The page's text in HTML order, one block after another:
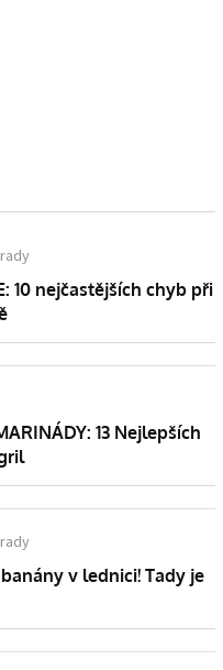
10 nejčastějších chyb při
13 Nejlepších
v lednici! Tady je